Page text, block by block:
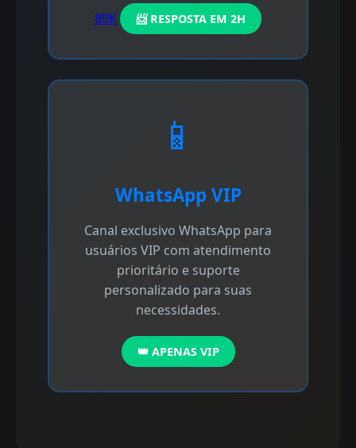
89K 📨 RESPOSTA EM 2H
📱
WhatsApp VIP
Canal exclusivo WhatsApp para
usuários VIP com atendimento
prioritário e suporte
personalizado para suas
necessidades.
👑 APENAS VIP